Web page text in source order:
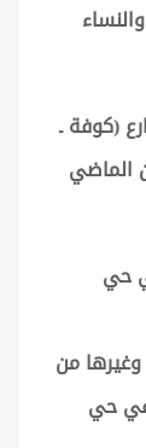
(كوفة ـ
الماضي
حي
من
في حي